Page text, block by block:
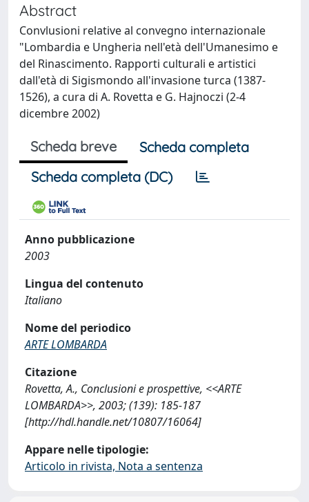
Abstract
Convlusioni relative al convegno internazionale
"Lombardia e Ungheria nell'età dell'Umanesimo e
del Rinascimento. Rapporti culturali e artistici
dall'età di Sigismondo all'invasione turca (1387-
1526), a cura di A. Rovetta e G. Hajnoczi (2-4
dicembre 2002)
Scheda breve
Scheda completa
Scheda completa (DC)
Anno pubblicazione
2003
Lingua del contenuto
Italiano
Nome del periodico
ARTE LOMBARDA
Citazione
Rovetta, A., Conclusioni e prospettive, <<ARTE
LOMBARDA>>, 2003; (139): 185-187
[http://hdl.handle.net/10807/16064]
Appare nelle tipologie:
Articolo in rivista, Nota a sentenza